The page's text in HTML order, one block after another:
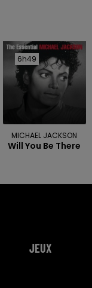
6h49
6h49
MICHAEL JACKSON
Will You Be There
JEUX